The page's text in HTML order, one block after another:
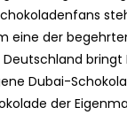
eine der
Deutschland bringt
Dubai-
der